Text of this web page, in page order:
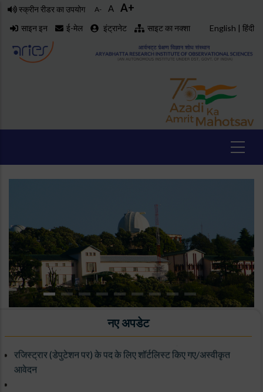
Skip
content
स्क्रीन रीडर का उपयोग A- A A+
साइन इन ई-मेल इंट्रानेट साइट का नक्शा English | हिंदी
नए अपडेट
ARIES ST रडार (ASTRAD) का उपयोग करके प्रेक्षणों के लिए आह्वान
रजिस्ट्रार (डेपुटेशन पर) के पद के लिए शॉर्टलिस्ट किए गए/अस्वीकृत
आवेदन